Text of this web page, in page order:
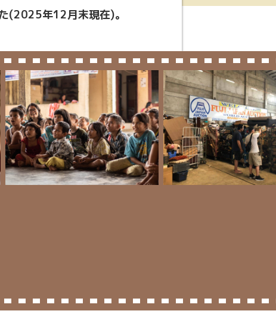
(2025年12月末現在)。